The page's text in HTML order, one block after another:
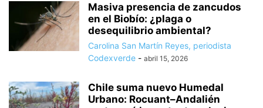
Masiva presencia de zancudos
en el Biobío: ¿plaga o
desequilibrio ambiental?
Carolina San Martín Reyes, periodista
Codexverde - abril 15, 2026
Chile suma nuevo Humedal
Urbano: Rocuant–Andalién